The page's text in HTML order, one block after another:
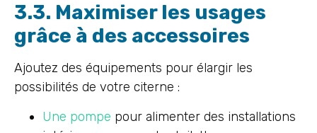
3.3. Maximiser les usages
grâce à des accessoires
Ajoutez des équipements pour élargir les
possibilités de votre citerne :
Une pompe pour alimenter des installations